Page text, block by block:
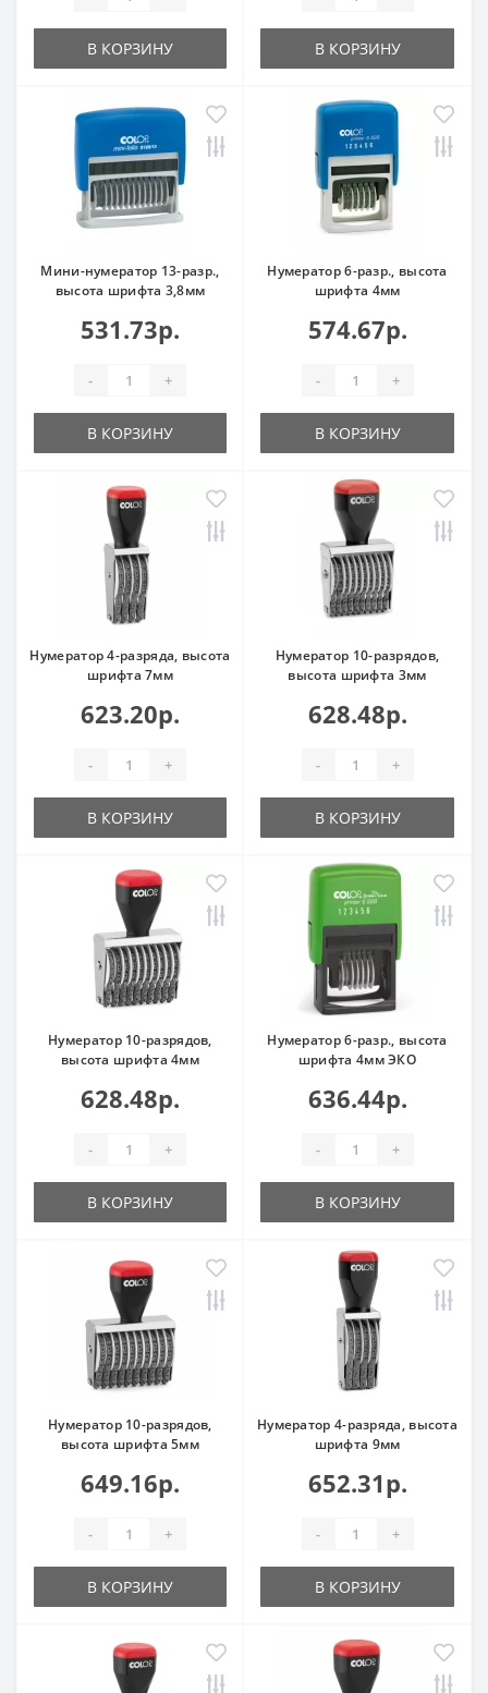
В КОРЗИНУ В КОРЗИНУ
Мини-нумератор 13-разр.,
высота шрифта 3,8мм
531.73р.
- +
В КОРЗИНУ
Нумератор 6-разр., высота
шрифта 4мм
574.67р.
- +
В КОРЗИНУ
Нумератор 4-разряда, высота
шрифта 7мм
623.20р.
- +
В КОРЗИНУ
Нумератор 10-разрядов,
высота шрифта 3мм
628.48р.
- +
В КОРЗИНУ
Нумератор 10-разрядов,
высота шрифта 4мм
628.48р.
- +
В КОРЗИНУ
Нумератор 6-разр., высота
шрифта 4мм ЭКО
636.44р.
- +
В КОРЗИНУ
Нумератор 10-разрядов,
высота шрифта 5мм
649.16р.
- +
В КОРЗИНУ
Нумератор 4-разряда, высота
шрифта 9мм
652.31р.
- +
В КОРЗИНУ